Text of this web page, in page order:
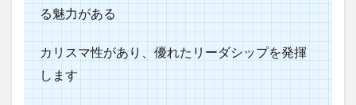
る魅力がある
カリスマ性があり、優れたリーダシップを発揮
します